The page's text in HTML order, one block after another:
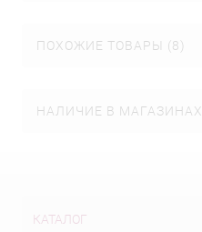
ПОХОЖИЕ ТОВАРЫ (8)
НАЛИЧИЕ В МАГАЗИНАХ
КАТАЛОГ